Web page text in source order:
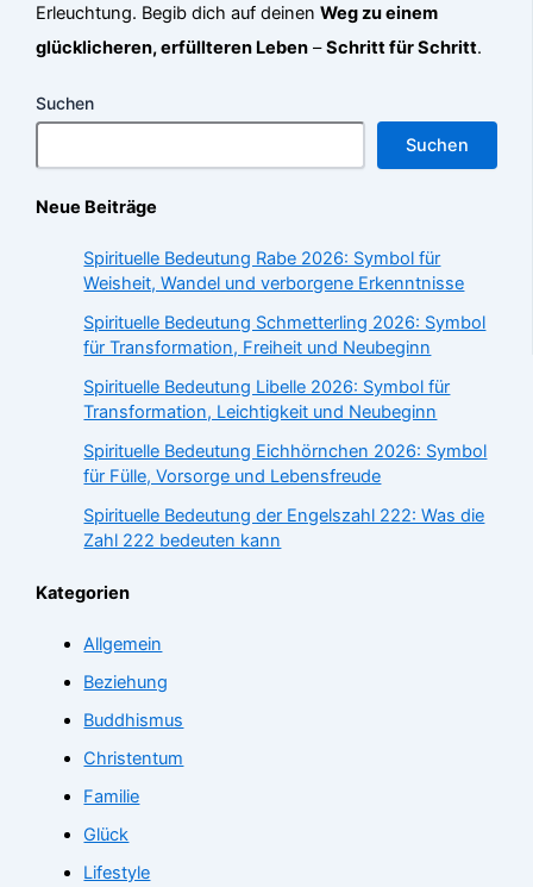
Erleuchtung. Begib dich auf deinenWeg zu einem
glücklicheren, erfüllteren Leben –Schritt für Schritt.
Suchen
Suchen
Neue Beiträge
Spirituelle Bedeutung Rabe 2026: Symbol für
Weisheit, Wandel und verborgene Erkenntnisse
Spirituelle Bedeutung Schmetterling 2026: Symbol
für Transformation, Freiheit und Neubeginn
Spirituelle Bedeutung Libelle 2026: Symbol für
Transformation, Leichtigkeit und Neubeginn
Spirituelle Bedeutung Eichhörnchen 2026: Symbol
für Fülle, Vorsorge und Lebensfreude
Spirituelle Bedeutung der Engelszahl 222: Was die
Zahl 222 bedeuten kann
Kategorien
Allgemein
Beziehung
Buddhismus
Christentum
Familie
Glück
Lifestyle